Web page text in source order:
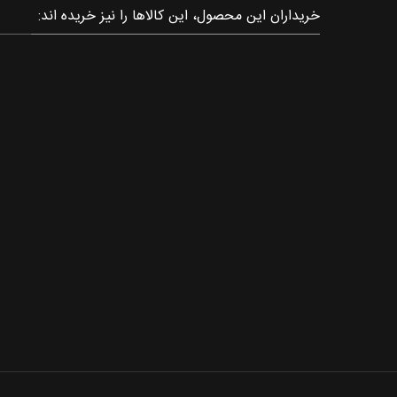
خریداران این محصول، این کالاها را نیز خریده اند: